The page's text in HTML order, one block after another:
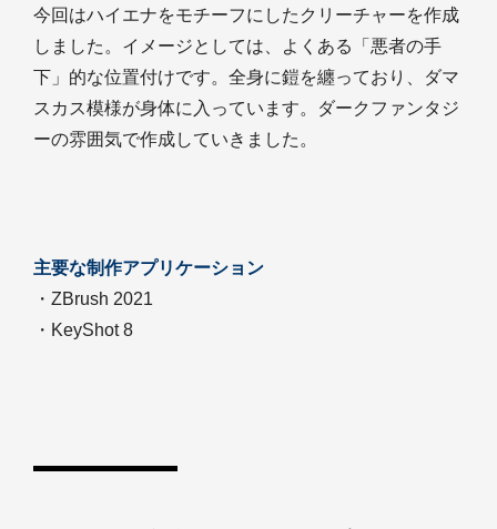
今回はハイエナをモチーフにしたクリーチャーを作成
しました。イメージとしては、よくある「悪者の手
下」的な位置付けです。全身に鎧を纏っており、ダマ
スカス模様が身体に入っています。ダークファンタジ
ーの雰囲気で作成していきました。
主要な制作アプリケーション
・ZBrush 2021
・KeyShot 8